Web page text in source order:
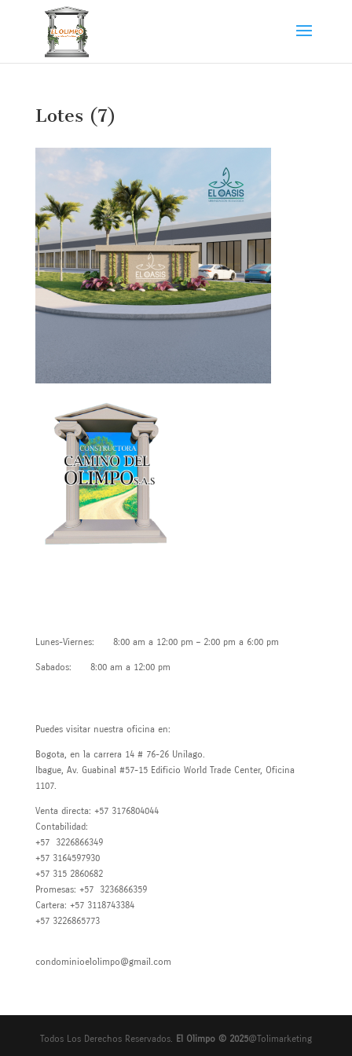
Lotes (7)
Lunes-Viernes: 8:00 am a 12:00 pm – 2:00 pm a 6:00 pm
Sabados: 8:00 am a 12:00 pm
Puedes visitar nuestra oficina en:
Bogota, en la carrera 14 # 76-26 Unilago.
Ibague, Av. Guabinal #57-15 Edificio World Trade Center, Oficina
1107.
Venta directa: +57 3176804044
Contabilidad:
+57 3226866349
+57 3164597930
+57 315 2860682
Promesas: +57 3236866359
Cartera: +57 3118743384
+57 3226865773
condominioelolimpo@gmail.com
Todos Los Derechos Reservados. El Olimpo © 2025@Tolimarketing